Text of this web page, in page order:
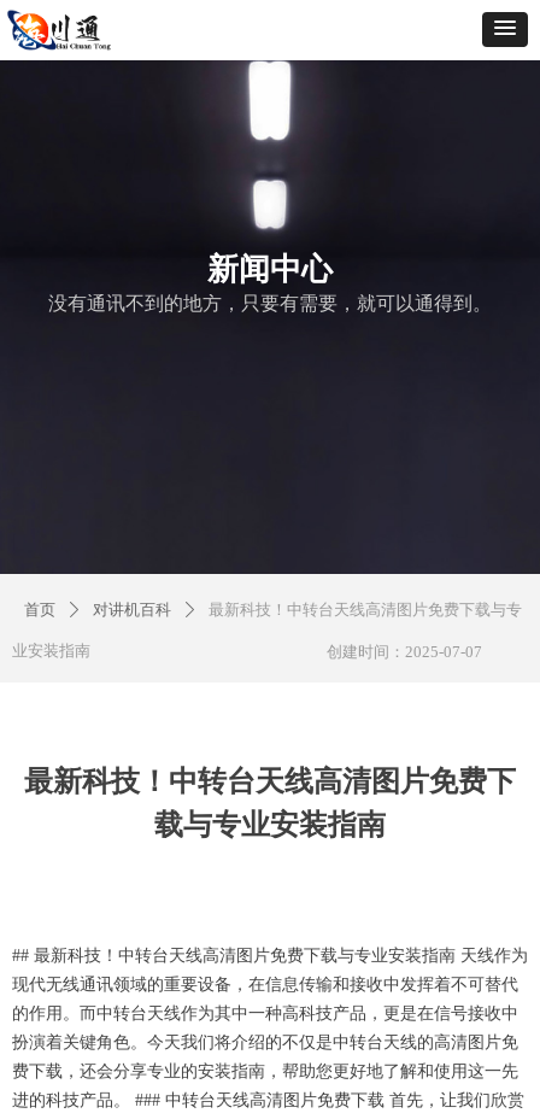
最新科技！中转台天线高清图片免费下
载与专业安装指南
## 最新科技！中转台天线高清图片免费下载与专业安装指南 天线作为
现代无线通讯领域的重要设备，在信息传输和接收中发挥着不可替代
的作用。而中转台天线作为其中一种高科技产品，更是在信号接收中
扮演着关键角色。今天我们将介绍的不仅是中转台天线的高清图片免
费下载，还会分享专业的安装指南，帮助您更好地了解和使用这一先
进的科技产品。 ### 中转台天线高清图片免费下载 首先，让我们欣赏
首页 ꄲ 对讲机百科 ꄲ 最新科技！中转台天线高清图片免费下载与专
业安装指南 创建时间： 2025-07-07
新闻中心
没有通讯不到的地方，只要有需要，就可以通得到。